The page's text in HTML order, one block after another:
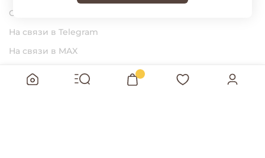
Обратная связь
На связи в Telegram
На связи в MAX
BUNGLY Интернет-магазин детской